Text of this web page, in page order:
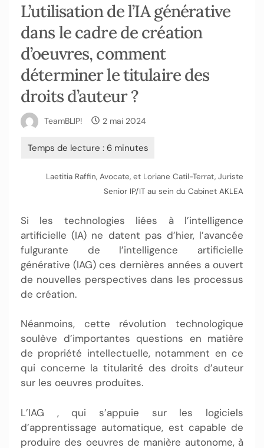
L’utilisation de l’IA générative
dans le cadre de création
d’oeuvres, comment
déterminer le titulaire des
droits d’auteur ?
TeamBLIP! 2 mai 2024
Laetitia Raffin, Avocate, et Loriane Catil-Terrat, Juriste
Senior IP/IT au sein du Cabinet AKLEA
Si les technologies liées à l’intelligence
artificielle (IA) ne datent pas d’hier, l’avancée
fulgurante de l’intelligence artificielle
générative (IAG) ces dernières années a ouvert
de nouvelles perspectives dans les processus
de création.
Néanmoins, cette révolution technologique
soulève d’importantes questions en matière
de propriété intellectuelle, notamment en ce
qui concerne la titularité des droits d’auteur
sur les oeuvres produites.
L’IAG , qui s’appuie sur les logiciels
d’apprentissage automatique, est capable de
produire des oeuvres de manière autonome, à